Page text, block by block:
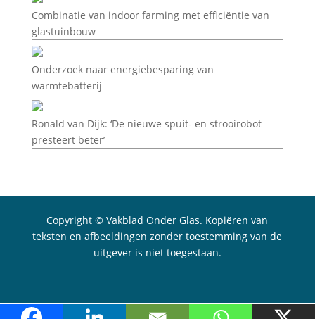
Combinatie van indoor farming met efficiëntie van
glastuinbouw
Onderzoek naar energiebesparing van
warmtebatterij
Ronald van Dijk: ‘De nieuwe spuit- en strooirobot
presteert beter’
Copyright © Vakblad Onder Glas. Kopiëren van
teksten en afbeeldingen zonder toestemming van de
uitgever is niet toegestaan.